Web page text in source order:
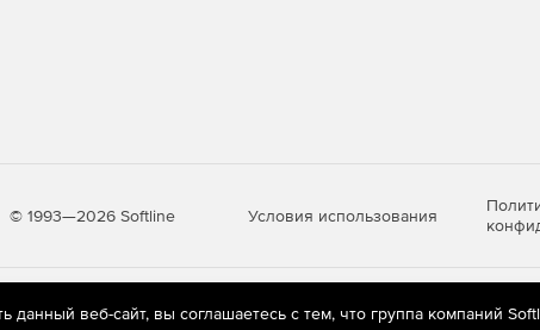
© 1993—2026 Softline Условия использования
рекомендательные технологии(информационные
данный веб-сайт, вы соглашаетесь с тем, что группа компаний